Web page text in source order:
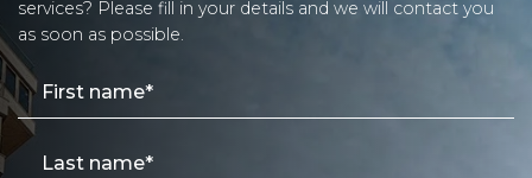
services? Please fill in your details and we will contact you
as soon as possible.